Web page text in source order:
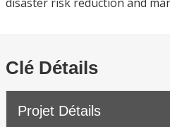
Clé Détails
Projet Détails